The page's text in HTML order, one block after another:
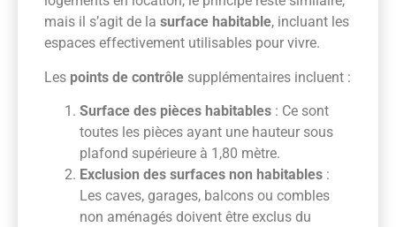
mais il s’agit de la surface habitable, incluant les
espaces effectivement utilisables pour vivre.
Les points de contrôle supplémentaires incluent :
Surface des pièces habitables : Ce sont
toutes les pièces ayant une hauteur sous
plafond supérieure à 1,80 mètre.
Exclusion des surfaces non habitables :
Les caves, garages, balcons ou combles
non aménagés doivent être exclus du